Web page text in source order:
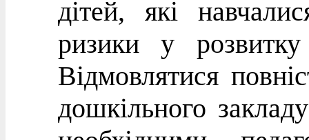
дітей, які
ризики у розвитку
Відмовлятися
дошкільного